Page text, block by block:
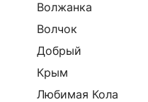
Волжанка
Волчок
Добрый
Крым
Любимая Кола